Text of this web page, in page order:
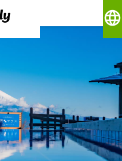
language